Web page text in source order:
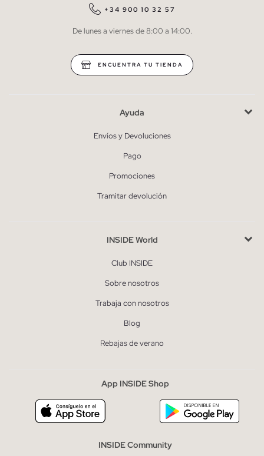
QUIERO SUSCRIBIRME
* Puedes cancelar la suscripción en cualquier momento.
+34 900 10 32 57
De lunes a viernes de 8:00 a 14:00.
ENCUENTRA TU TIENDA
Ayuda
Envíos y Devoluciones
Pago
Promociones
Tramitar devolución
INSIDE World
Club INSIDE
Sobre nosotros
Trabaja con nosotros
Blog
Rebajas de verano
App INSIDE Shop
INSIDE Community